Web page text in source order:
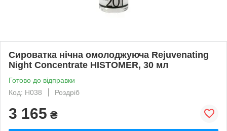
Сироватка нічна омолоджуюча Rejuvenating
Night Concentrate HISTOMER, 30 мл
Готово до відправки
Код: H038
Роздріб
3 165 ₴